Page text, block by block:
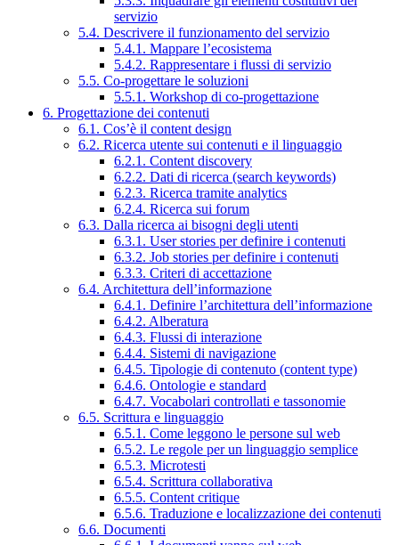
servizio
5.4. Descrivere il funzionamento del servizio
5.4.1. Mappare l’ecosistema
5.4.2. Rappresentare i flussi di servizio
5.5. Co-progettare le soluzioni
5.5.1. Workshop di co-progettazione
6. Progettazione dei contenuti
6.1. Cos’è il content design
6.2. Ricerca utente sui contenuti e il linguaggio
6.2.1. Content discovery
6.2.2. Dati di ricerca (search keywords)
6.2.3. Ricerca tramite analytics
6.2.4. Ricerca sui forum
6.3. Dalla ricerca ai bisogni degli utenti
6.3.1. User stories per definire i contenuti
6.3.2. Job stories per definire i contenuti
6.3.3. Criteri di accettazione
6.4. Architettura dell’informazione
6.4.1. Definire l’architettura dell’informazione
6.4.2. Alberatura
6.4.3. Flussi di interazione
6.4.4. Sistemi di navigazione
6.4.5. Tipologie di contenuto (content type)
6.4.6. Ontologie e standard
6.4.7. Vocabolari controllati e tassonomie
6.5. Scrittura e linguaggio
6.5.1. Come leggono le persone sul web
6.5.2. Le regole per un linguaggio semplice
6.5.3. Microtesti
6.5.4. Scrittura collaborativa
6.5.5. Content critique
6.5.6. Traduzione e localizzazione dei contenuti
6.6. Documenti